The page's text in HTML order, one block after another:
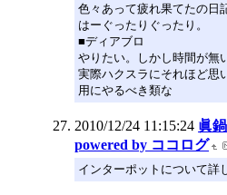
色々あって疲れ果てたの日
はーぐったりぐったり。
■ディアブロ
やりたい。しかし時間が無
実際ハクスラにそれほど思
用にやるべき類な
2010/12/24 11:15:24 眞
powered by ココログ
インターポットについて詳